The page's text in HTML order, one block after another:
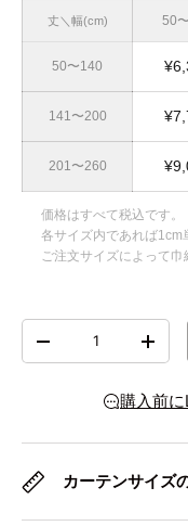
丈＼幅(cm) 50
50〜140
141〜200
201〜260
価格はすべて税込です。
各サイズ内であれば1cm
ご注文サイズによって巾
数量を減らす
数量
購入前
カーテンサイズ